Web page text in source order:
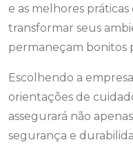
e as melhores
transformar seus
permaneçam bonitos
Escolhendo a
orientações de
assegurará não
segurança e